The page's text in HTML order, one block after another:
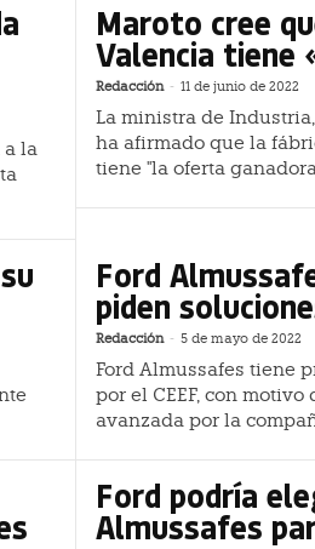
a la
Maroto cree
Valencia tiene
Redacción - 11 de junio de 2022
La ministra de
ha afirmado que la
tiene "la oferta
Ford
piden
Redacción - 5 de mayo de 2022
Ford Almussafes tiene
por el CEEF, con
avanzada por la
Ford podría
Almussafes